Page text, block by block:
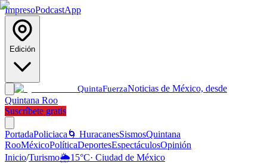
ImpresoPodcastApp
Edición
QuintaFuerzaNoticias de México, desde
Quintana Roo
Suscríbete gratis
PortadaPoliciaca 🌀 HuracanesSismosQuintana
RooMéxicoPolíticaDeportesEspectáculosOpinión
Inicio/Turismo🌦️15°C· Ciudad de México